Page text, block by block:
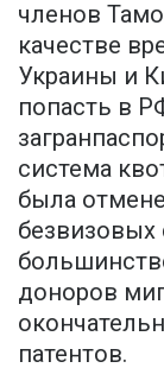
членов
качестве
Украины и
попасть в
система
была
безвизовых
доноров
патентов.